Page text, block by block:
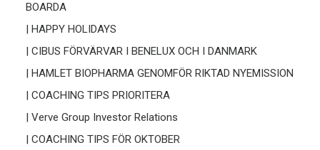
BOARDA
| HAPPY HOLIDAYS
| CIBUS FÖRVÄRVAR I BENELUX OCH I DANMARK
| HAMLET BIOPHARMA GENOMFÖR RIKTAD NYEMISSION
| COACHING TIPS PRIORITERA
| Verve Group Investor Relations
| COACHING TIPS FÖR OKTOBER